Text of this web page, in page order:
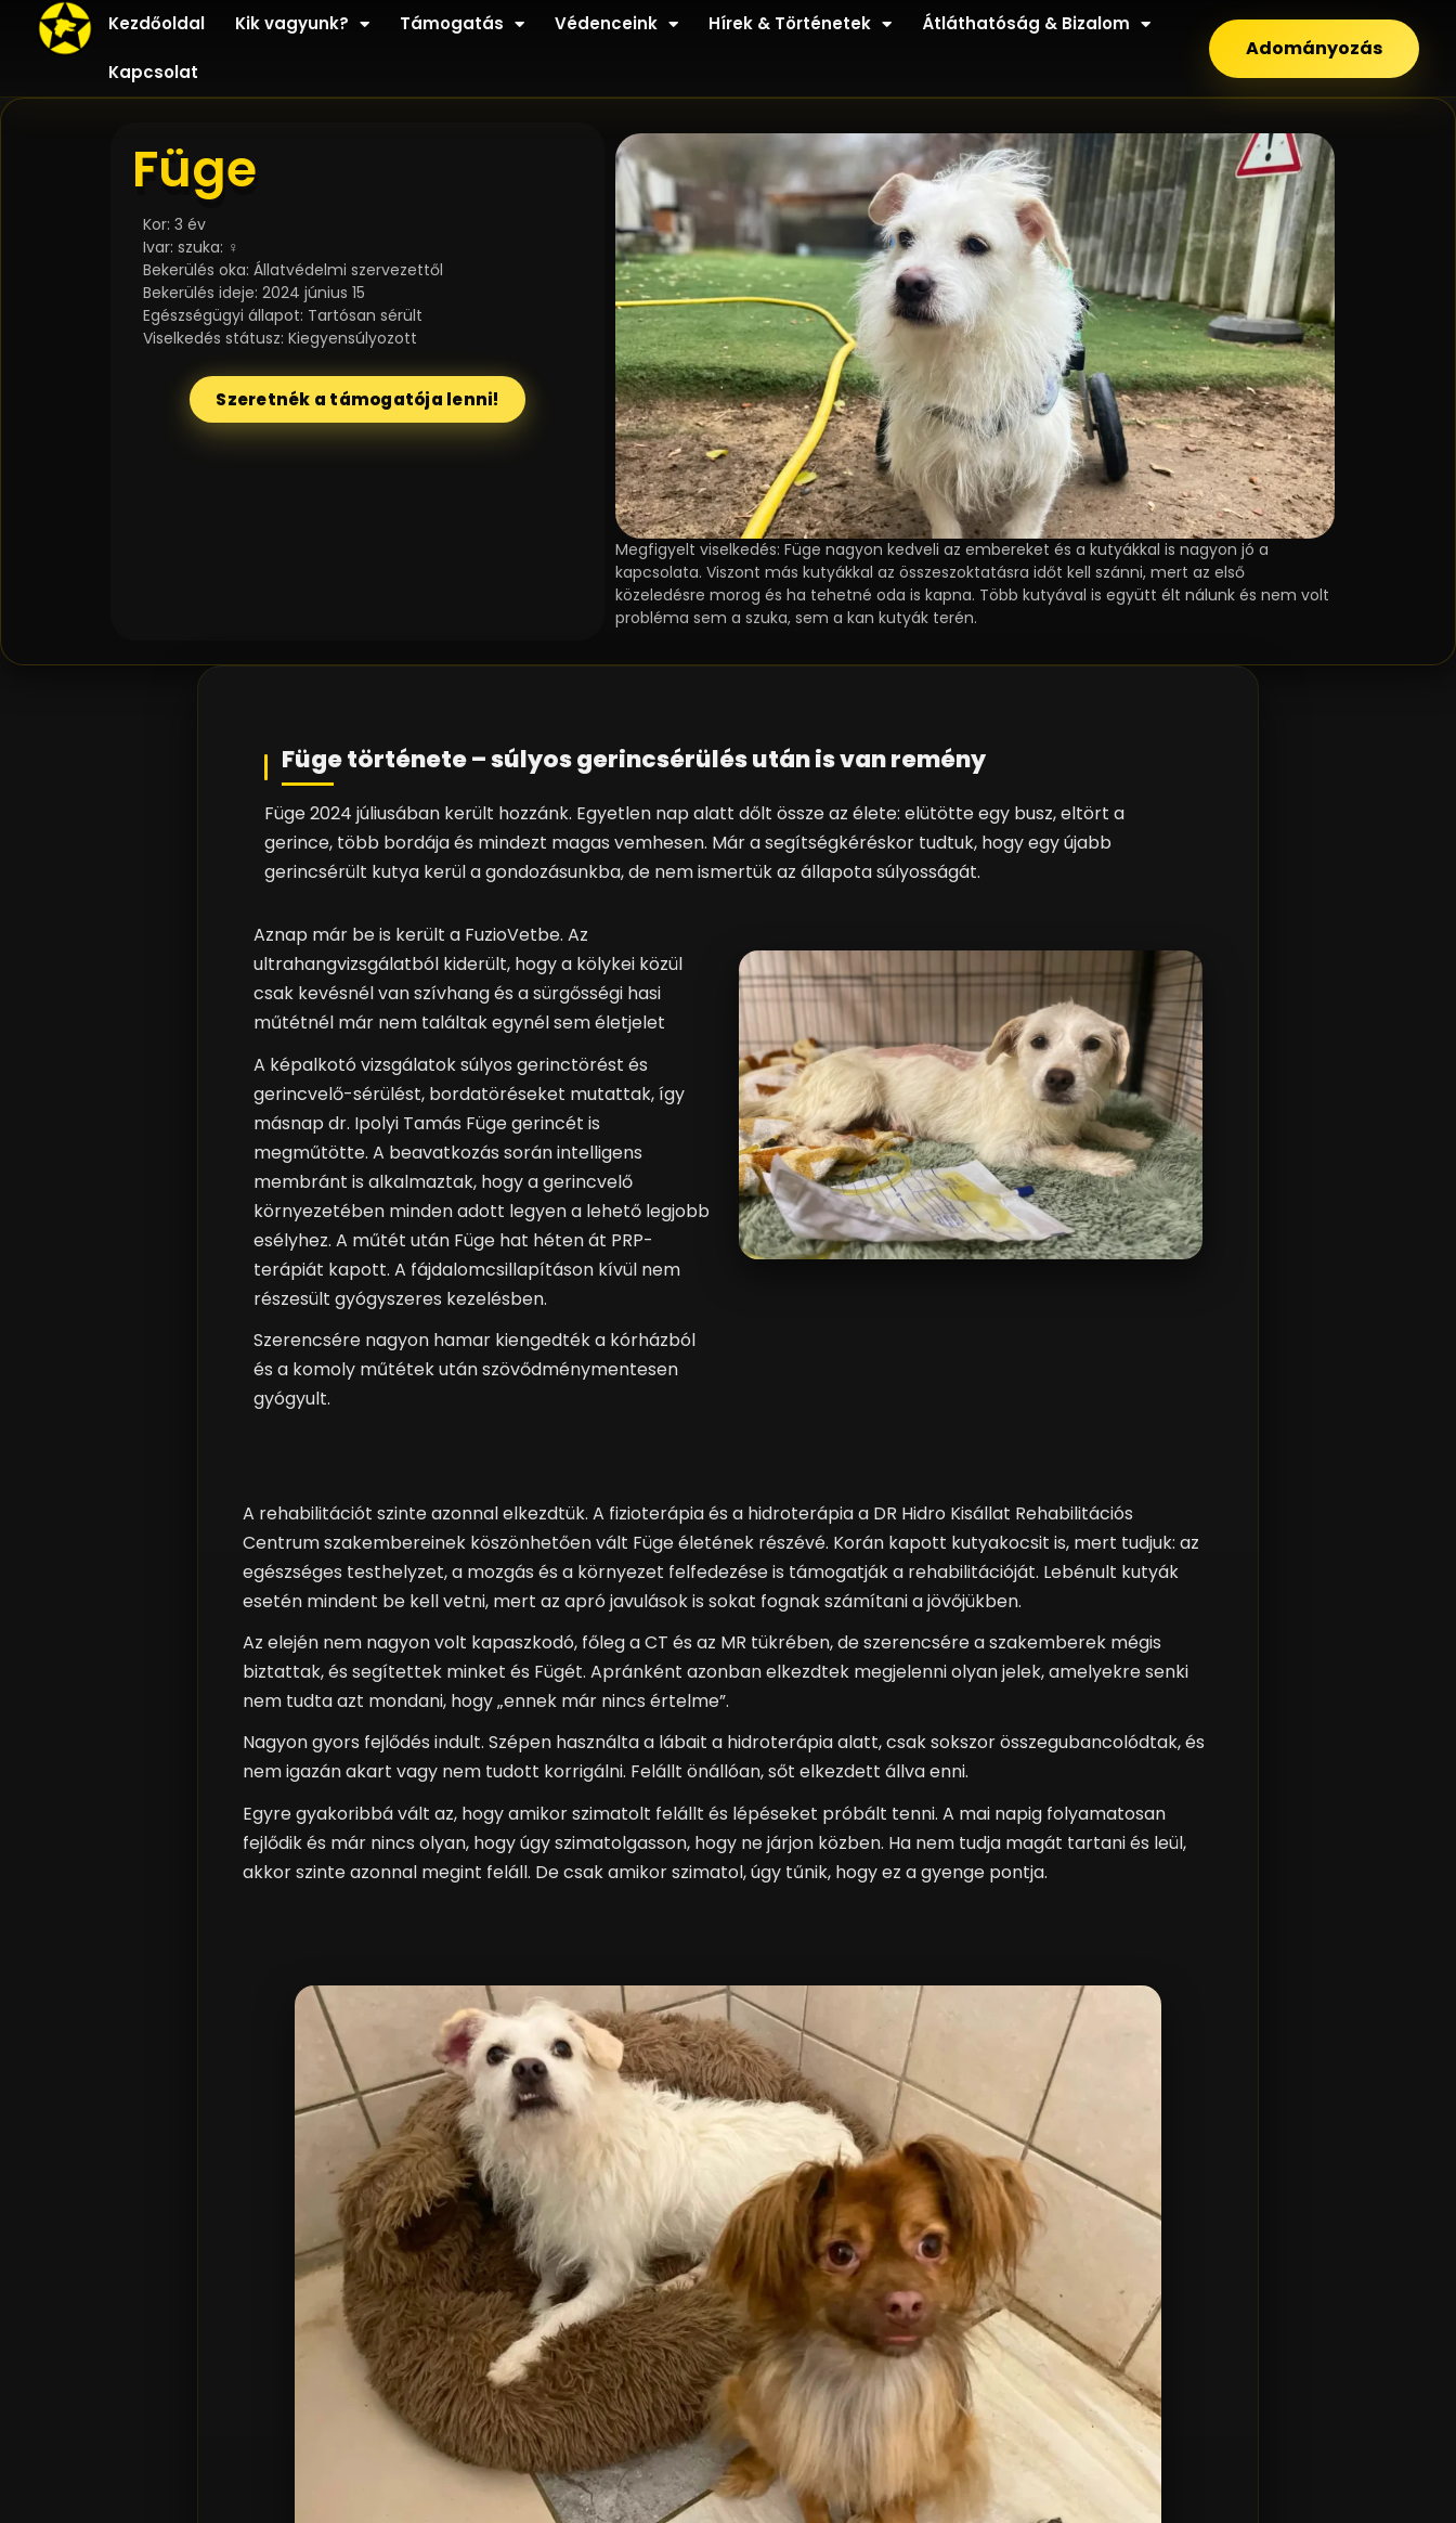
Kezdőoldal Kik vagyunk? Támogatás Védenceink Hírek & Történetek Átláthatóság & Bizalom
Kapcsolat
Adományozás
Füge
Kor: 3 év
Ivar: szuka: ♀
Bekerülés oka: Állatvédelmi szervezettől
Bekerülés ideje: 2024 június 15
Egészségügyi állapot: Tartósan sérült
Viselkedés státusz: Kiegyensúlyozott
Szeretnék a támogatója lenni!
Megfigyelt viselkedés: Füge nagyon kedveli az embereket és a kutyákkal is nagyon jó a
kapcsolata. Viszont más kutyákkal az összeszoktatásra időt kell szánni, mert az első
közeledésre morog és ha tehetné oda is kapna. Több kutyával is együtt élt nálunk és nem volt
probléma sem a szuka, sem a kan kutyák terén.
Füge története – súlyos gerincsérülés után is van remény
Füge 2024 júliusában került hozzánk. Egyetlen nap alatt dőlt össze az élete: elütötte egy busz, eltört a
gerince, több bordája és mindezt magas vemhesen. Már a segítségkéréskor tudtuk, hogy egy újabb
gerincsérült kutya kerül a gondozásunkba, de nem ismertük az állapota súlyosságát.
Aznap már be is került a FuzioVetbe. Az
ultrahangvizsgálatból kiderült, hogy a kölykei közül
csak kevésnél van szívhang és a sürgősségi hasi
műtétnél már nem találtak egynél sem életjelet
A képalkotó vizsgálatok súlyos gerinctörést és
gerincvelő-sérülést, bordatöréseket mutattak, így
másnap dr. Ipolyi Tamás Füge gerincét is
megműtötte. A beavatkozás során intelligens
membránt is alkalmaztak, hogy a gerincvelő
környezetében minden adott legyen a lehető legjobb
esélyhez. A műtét után Füge hat héten át PRP-
terápiát kapott. A fájdalomcsillapításon kívül nem
részesült gyógyszeres kezelésben.
Szerencsére nagyon hamar kiengedték a kórházból
és a komoly műtétek után szövődménymentesen
gyógyult.
A rehabilitációt szinte azonnal elkezdtük. A fizioterápia és a hidroterápia a DR Hidro Kisállat Rehabilitációs
Centrum szakembereinek köszönhetően vált Füge életének részévé. Korán kapott kutyakocsit is, mert tudjuk: az
egészséges testhelyzet, a mozgás és a környezet felfedezése is támogatják a rehabilitációját. Lebénult kutyák
esetén mindent be kell vetni, mert az apró javulások is sokat fognak számítani a jövőjükben.
Az elején nem nagyon volt kapaszkodó, főleg a CT és az MR tükrében, de szerencsére a szakemberek mégis
biztattak, és segítettek minket és Fügét. Apránként azonban elkezdtek megjelenni olyan jelek, amelyekre senki
nem tudta azt mondani, hogy „ennek már nincs értelme”.
Nagyon gyors fejlődés indult. Szépen használta a lábait a hidroterápia alatt, csak sokszor összegubancolódtak, és
nem igazán akart vagy nem tudott korrigálni. Felállt önállóan, sőt elkezdett állva enni.
Egyre gyakoribbá vált az, hogy amikor szimatolt felállt és lépéseket próbált tenni. A mai napig folyamatosan
fejlődik és már nincs olyan, hogy úgy szimatolgasson, hogy ne járjon közben. Ha nem tudja magát tartani és leül,
akkor szinte azonnal megint feláll. De csak amikor szimatol, úgy tűnik, hogy ez a gyenge pontja.